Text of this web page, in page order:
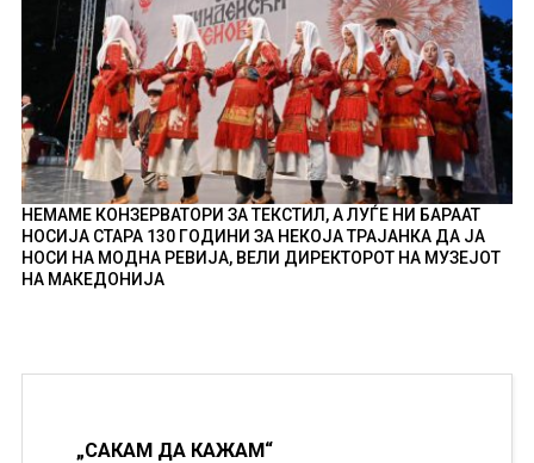
НЕМАМЕ КОНЗЕРВАТОРИ ЗА ТЕКСТИЛ, А ЛУЃЕ НИ БАРААТ
НОСИЈА СТАРА 130 ГОДИНИ ЗА НЕКОЈА ТРАЈАНКА ДА ЈА
НОСИ НА МОДНА РЕВИЈА, ВЕЛИ ДИРЕКТОРОТ НА МУЗЕЈОТ
НА МАКЕДОНИЈА
„САКАМ ДА КАЖАМ“